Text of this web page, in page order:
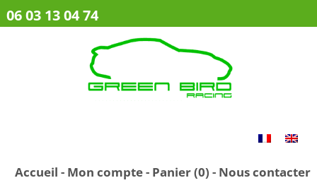
06 03 13 04 74
Accueil - Mon compte- Panier (0) - Nous contacter